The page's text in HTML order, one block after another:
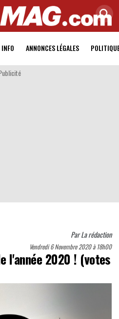
ANNONCES LÉGALES
ParLa rédaction
Vendredi 6 Novembre 2020 à 18h00
l'année 2020 ! (votes